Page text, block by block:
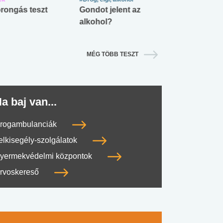
teszt
Gondot jelent az
alkohol?
MÉG TÖBB TESZT
baj van...
szolgálatok
központok